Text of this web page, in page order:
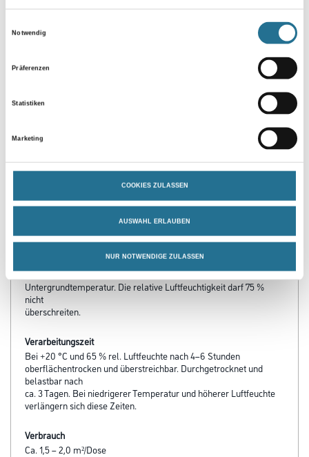
Notwendig
Präferenzen
Statistiken
Marketing
COOKIES ZULASSEN
AUSWAHL ERLAUBEN
NUR NOTWENDIGE ZULASSEN
PRODUKTEIGENSCHAFTEN
- Vielseitig absperrend einsetzbar
Verarbeitungstemp./Luftfeuchte
Mindestens 8° C bis maximal 30° C Luft-, Material- und
Untergrundtemperatur. Die relative Luftfeuchtigkeit darf 75 %
nicht
überschreiten.
Verarbeitungszeit
Bei +20 °C und 65 % rel. Luftfeuchte nach 4–6 Stunden
oberflächentrocken und überstreichbar. Durchgetrocknet und
belastbar nach
ca. 3 Tagen. Bei niedrigerer Temperatur und höherer Luftfeuchte
verlängern sich diese Zeiten.
Verbrauch
Ca. 1,5 – 2,0 m²/Dose